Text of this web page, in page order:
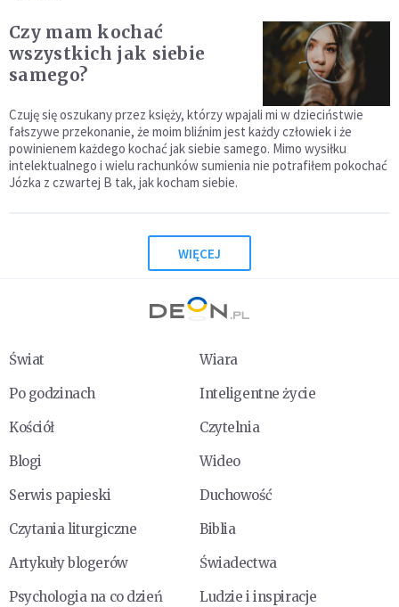
Czy mam kochać
wszystkich jak siebie
samego?
Czuję się oszukany przez księży, którzy wpajali mi w dzieciństwie
fałszywe przekonanie, że moim bliźnim jest każdy człowiek i że
powinienem każdego kochać jak siebie samego. Mimo wysiłku
intelektualnego i wielu rachunków sumienia nie potrafiłem pokochać
Józka z czwartej B tak, jak kocham siebie.
WIĘCEJ
Świat
Wiara
Po godzinach
Inteligentne życie
Kościół
Czytelnia
Blogi
Wideo
Serwis papieski
Duchowość
Czytania liturgiczne
Biblia
Artykuły blogerów
Świadectwa
Psychologia na co dzień
Ludzie i inspiracje